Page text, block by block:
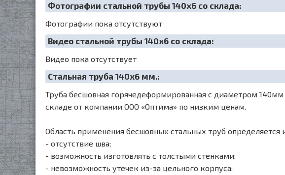
Фотографии стальной трубы 140х6 со склада:
Фотографии пока отсутствуют
Видео стальной трубы 140х6 со склада:
Видео пока отсутствует
Cтальная труба 140х6 мм.:
Труба бесшовная горячедеформированная с диаметром
складе от компании ООО «Оптима» по низким ценам.
Область применения бесшовных стальных труб
- отсутствие шва;
- возможность изготовлять с толстыми стенками;
- невозможность утечек из-за цельного корпуса;